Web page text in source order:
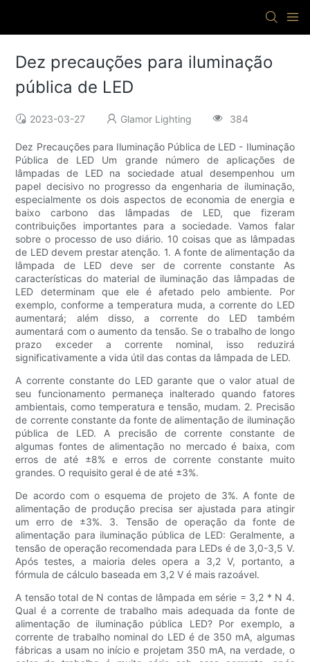
Dez precauções para iluminação
pública de LED
2023-03-27 Glamor Lighting 384
Dez Precauções para Iluminação Pública de LED - Iluminação
Pública de LED Um grande número de aplicações de
lâmpadas de LED na sociedade atual desempenhou um
papel decisivo no progresso da engenharia de iluminação,
especialmente os dois aspectos de economia de energia e
baixo carbono das lâmpadas de LED, que fizeram
contribuições importantes para a sociedade. Vamos falar
sobre o processo de uso diário. 10 coisas que as lâmpadas
de LED devem prestar atenção. 1. A fonte de alimentação da
lâmpada de LED deve ser de corrente constante As
características do material de iluminação das lâmpadas de
LED determinam que ele é afetado pelo ambiente. Por
exemplo, conforme a temperatura muda, a corrente do LED
aumentará; além disso, a corrente do LED também
aumentará com o aumento da tensão. Se o trabalho de longo
prazo exceder a corrente nominal, isso reduzirá
significativamente a vida útil das contas da lâmpada de LED.
A corrente constante do LED garante que o valor atual de
seu funcionamento permaneça inalterado quando fatores
ambientais, como temperatura e tensão, mudam. 2. Precisão
de corrente constante da fonte de alimentação de iluminação
pública de LED. A precisão de corrente constante de
algumas fontes de alimentação no mercado é baixa, com
erros de até ±8% e erros de corrente constante muito
grandes. O requisito geral é de até ±3%.
De acordo com o esquema de projeto de 3%. A fonte de
alimentação de produção precisa ser ajustada para atingir
um erro de ±3%. 3. Tensão de operação da fonte de
alimentação para iluminação pública de LED: Geralmente, a
tensão de operação recomendada para LEDs é de 3,0-3,5 V.
Após testes, a maioria deles opera a 3,2 V, portanto, a
fórmula de cálculo baseada em 3,2 V é mais razoável.
A tensão total de N contas de lâmpada em série = 3,2 * N 4.
Qual é a corrente de trabalho mais adequada da fonte de
alimentação de iluminação pública LED? Por exemplo, a
corrente de trabalho nominal do LED é de 350 mA, algumas
fábricas a usam no início e projetam 350 mA, na verdade, o